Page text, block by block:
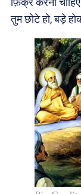
तुम छोटे हो, बड़े